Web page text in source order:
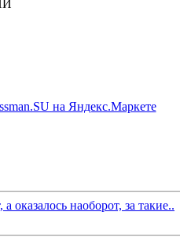
оказалось наоборот, за такие..